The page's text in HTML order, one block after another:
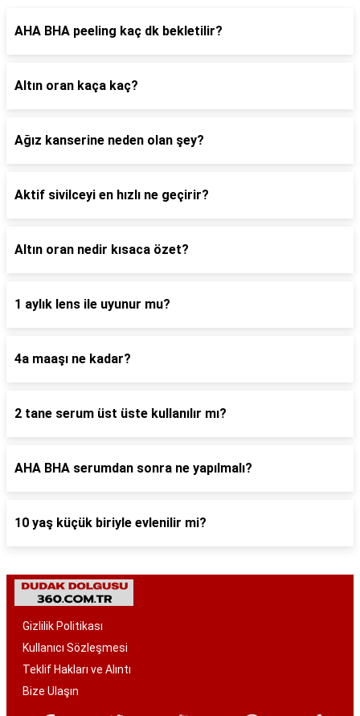
AHA BHA peeling kaç dk bekletilir?
Altın oran kaça kaç?
Ağız kanserine neden olan şey?
Aktif sivilceyi en hızlı ne geçirir?
Altın oran nedir kısaca özet?
1 aylık lens ile uyunur mu?
4a maaşı ne kadar?
2 tane serum üst üste kullanılır mı?
AHA BHA serumdan sonra ne yapılmalı?
10 yaş küçük biriyle evlenilir mi?
Gizlilik Politikası
Kullanıcı Sözleşmesi
Teklif Hakları ve Alıntı
Bize Ulaşın